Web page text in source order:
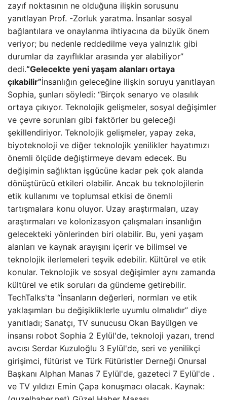
zayıf noktasının ne olduğuna ilişkin sorusunu
yanıtlayan Prof. -Zorluk yaratma. İnsanlar sosyal
bağlantılara ve onaylanma ihtiyacına da büyük önem
veriyor; bu nedenle reddedilme veya yalnızlık gibi
durumlar da zayıflıklar arasında yer alabiliyor”
dedi.“Gelecekte yeni yaşam alanları ortaya
çıkabilir”İnsanlığın geleceğine ilişkin soruyu yanıtlayan
Sophia, şunları söyledi: “Birçok senaryo ve olasılık
ortaya çıkıyor. Teknolojik gelişmeler, sosyal değişimler
ve çevre sorunları gibi faktörler bu geleceği
şekillendiriyor. Teknolojik gelişmeler, yapay zeka,
biyoteknoloji ve diğer teknolojik yenilikler hayatımızı
önemli ölçüde değiştirmeye devam edecek. Bu
değişimin sağlıktan işgücüne kadar pek çok alanda
dönüştürücü etkileri olabilir. Ancak bu teknolojilerin
etik kullanımı ve toplumsal etkisi de önemli
tartışmalara konu oluyor. Uzay araştırmaları, uzay
araştırmaları ve kolonizasyon çalışmaları insanlığın
gelecekteki yönlerinden biri olabilir. Bu, yeni yaşam
alanları ve kaynak arayışını içerir ve bilimsel ve
teknolojik ilerlemeleri teşvik edebilir. Kültürel ve etik
konular. Teknolojik ve sosyal değişimler aynı zamanda
kültürel ve etik soruları da gündeme getirebilir.
TechTalks'ta “İnsanların değerleri, normları ve etik
yaklaşımları bu değişikliklerle uyumlu olmalıdır” diye
yanıtladı; Sanatçı, TV sunucusu Okan Bayülgen ve
insansı robot Sophia 2 Eylül'de, teknoloji yazarı, trend
avcısı Serdar Kuzuloğlu 3 Eylül'de, seri ve yenilikçi
girişimci, fütürist ve Türk Fütüristler Derneği Onursal
Başkanı Alphan Manas 7 Eylül'de, gazeteci 7 Eylül'de .
ve TV yıldızı Emin Çapa konuşmacı olacak. Kaynak: